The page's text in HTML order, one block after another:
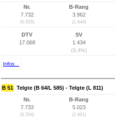
Nr.
7.732
(6.555)
B-Rang
3.962
(1.644)
DTV
17.068
SV
1.434
(8,4%)
Infos...
B 51 Telgte (B 64/L 585) - Telgte (L 811)
Nr.
7.733
(6.554)
B-Rang
5.023
(2.661)